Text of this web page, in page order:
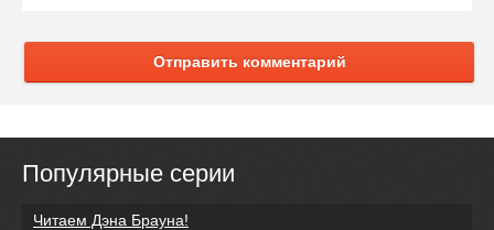
Отправить комментарий
Популярные серии
Читаем Дэна Брауна!